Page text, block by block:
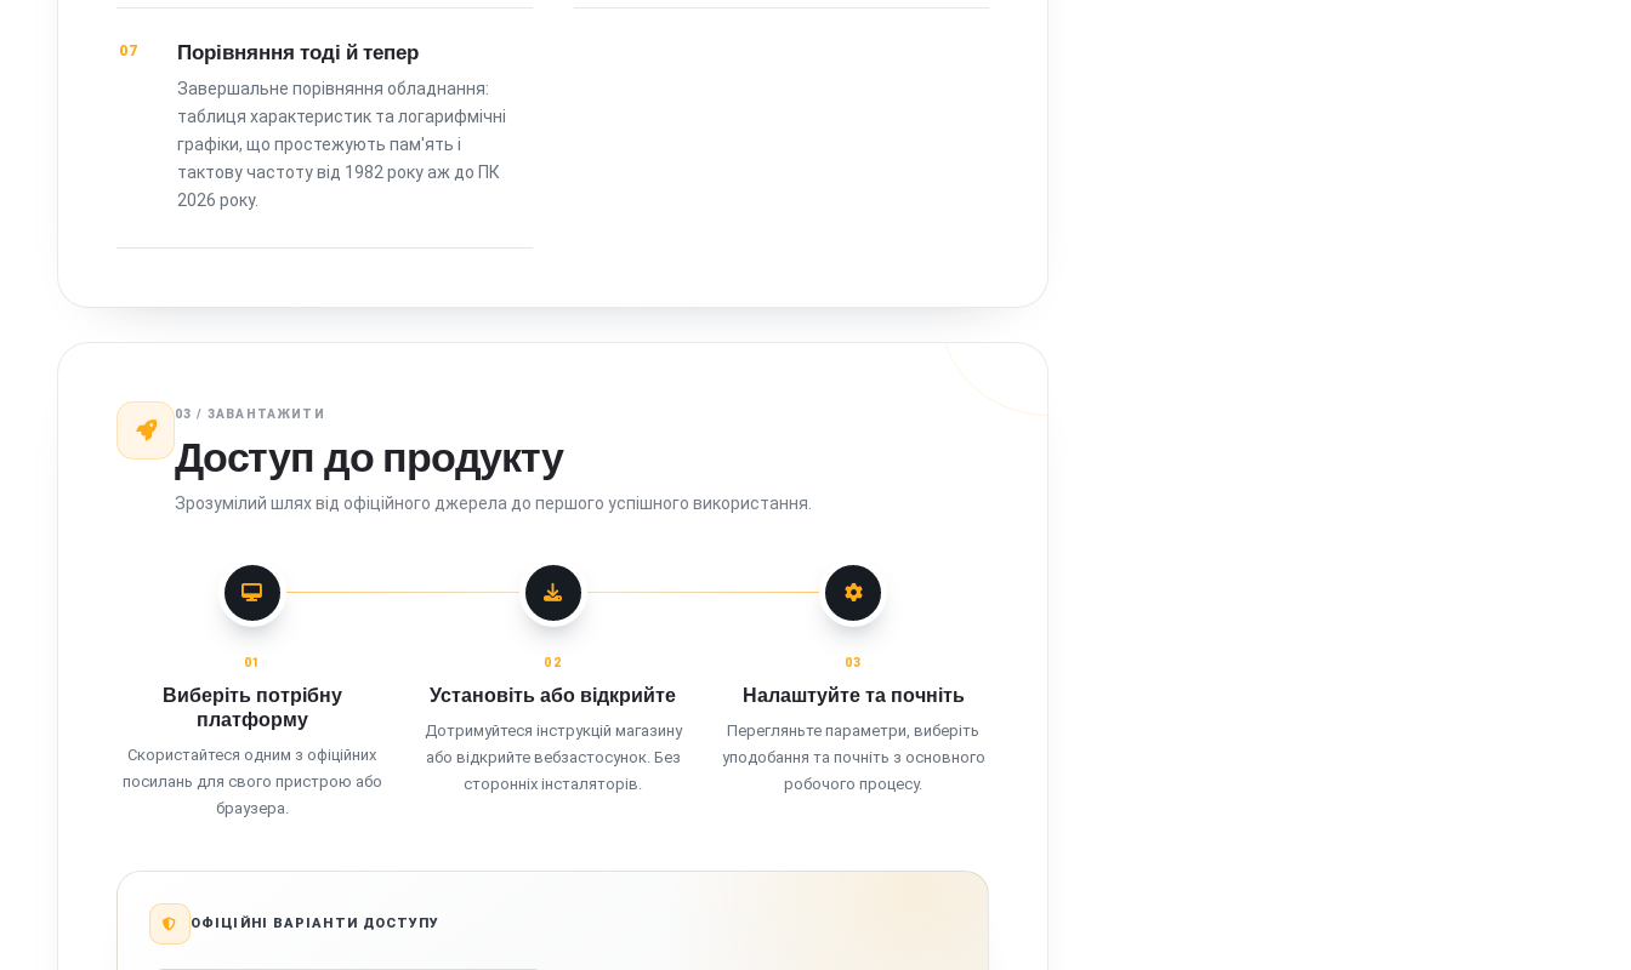
07 Порівняння тоді й тепер
Завершальне порівняння обладнання:
таблиця характеристик та логарифмічні
графіки, що простежують пам'ять і
тактову частоту від 1982 року аж до ПК
2026 року.
03 / ЗАВАНТАЖИТИ
Доступ до продукту
Зрозумілий шлях від офіційного джерела до першого успішного використання.
01
Виберіть потрібну
платформу
Скористайтеся одним з офіційних
посилань для свого пристрою або
браузера.
02
Установіть або відкрийте
Дотримуйтеся інструкцій магазину
або відкрийте вебзастосунок. Без
сторонніх інсталяторів.
03
Налаштуйте та почніть
Перегляньте параметри, виберіть
уподобання та почніть з основного
робочого процесу.
ОФІЦІЙНІ ВАРІАНТИ ДОСТУПУ